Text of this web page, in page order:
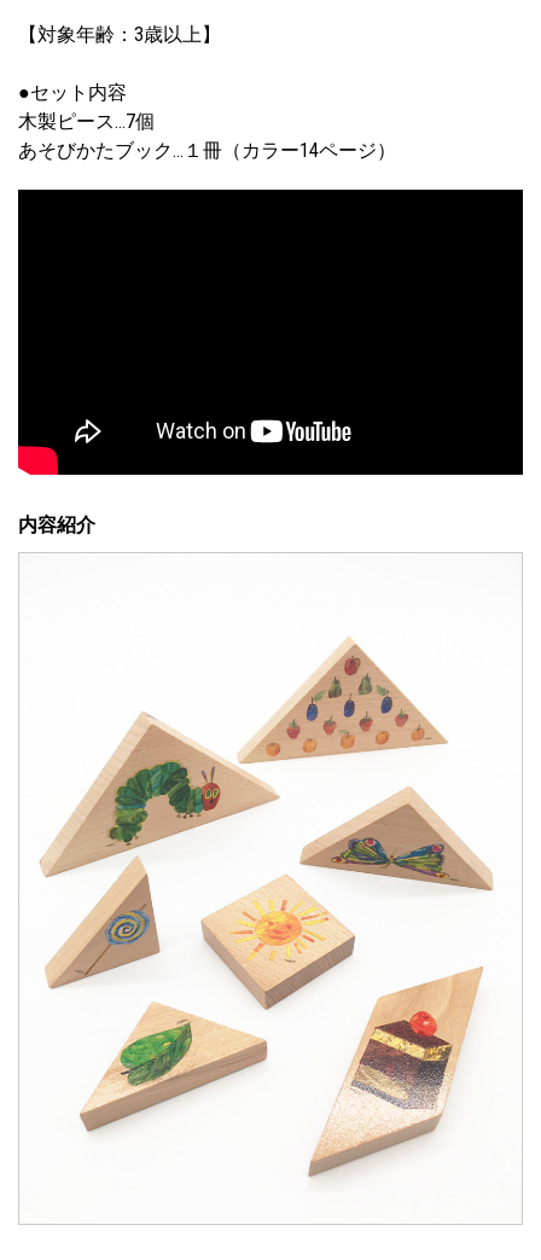
【対象年齢：3歳以上】
●セット内容
木製ピース…7個
あそびかたブック…１冊（カラー14ページ）
内容紹介